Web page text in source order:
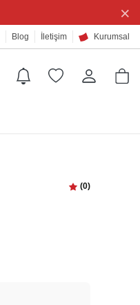
×
Blog İletişim Kurumsal
(0)